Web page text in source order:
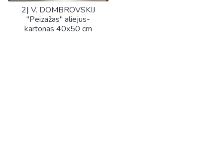
2| V. DOMBROVSKIJ
"Peizažas" aliejus-
kartonas 40x50 cm